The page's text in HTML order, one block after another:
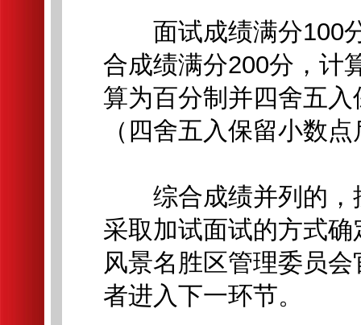
面试成绩满分100分
合成绩满分200分，计
算为百分制并四舍五
（四舍五入保留小数
综合成绩并列的，
采取加试面试的方式
风景名胜区管理委员
者进入下一环节。